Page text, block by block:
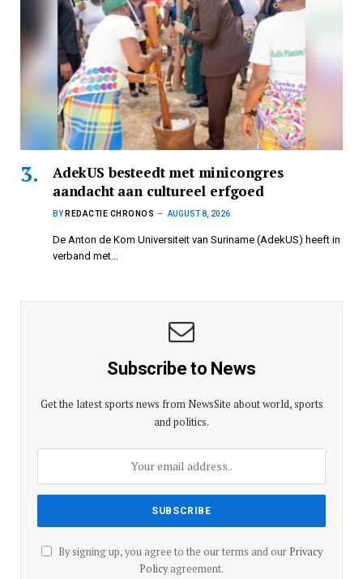
AdekUS besteedt met minicongres
aandacht aan cultureel erfgoed
BY REDACTIE CHRONOS AUGUST 8, 2026
De Anton de Kom Universiteit van Suriname (AdekUS) heeft in
verband met…
Subscribe to News
Get the latest sports news from NewsSite about world, sports
and politics.
By signing up, you agree to the our terms and our Privacy
Policyagreement.